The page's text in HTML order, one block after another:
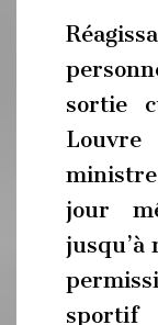
sortie
jour
jusqu’à